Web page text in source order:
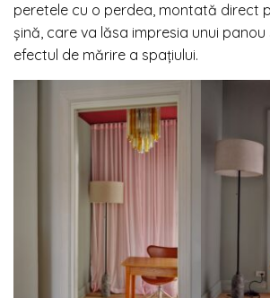
peretele cu o perdea, montată direct
șină, care va lăsa impresia unui
efectul de mărire a spațiului.